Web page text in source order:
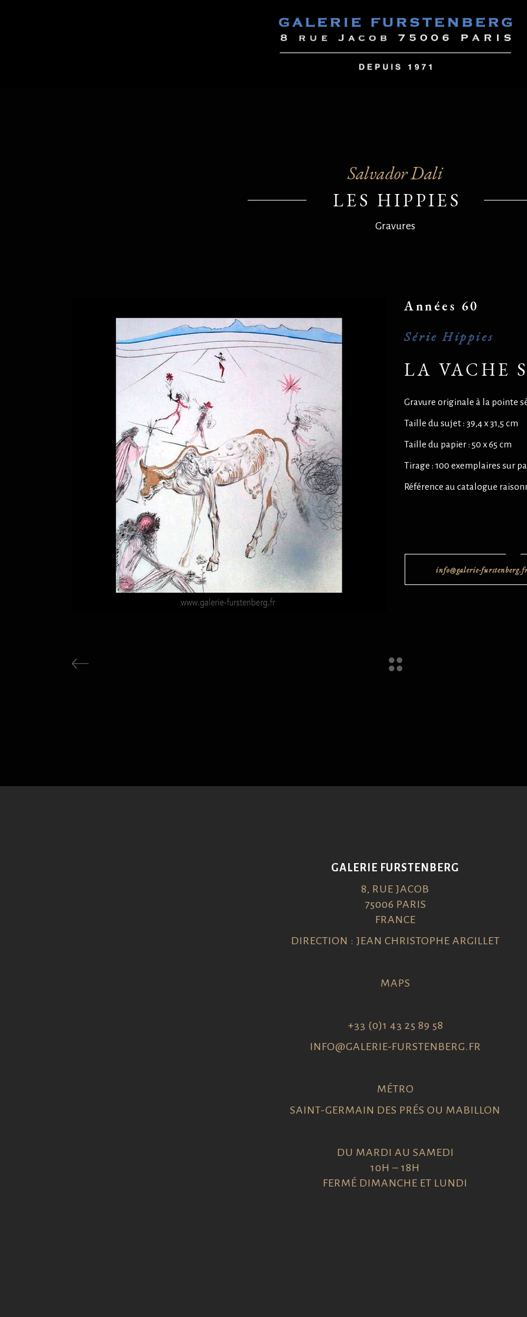
Salvador Dali
LES HIPPIES
Gravures
Années 60
Série Hippies
LA VACHE
Gravure originale à la pointe
Taille du sujet : 39,4 x 31,5 cm
Taille du papier : 50 x 65 cm
Tirage : 100 exemplaires sur
Référence au catalogue
info@galerie-
GALERIE FURSTENBERG
8, RUE JACOB
75006 PARIS
FRANCE
DIRECTION : JEAN CHRISTOPHE ARGILLET
MAPS
+33 (0)1 43 25 89 58
INFO@GALERIE-FURSTENBERG.FR
MÉTRO
SAINT-GERMAIN DES PRÉS OU MABILLON
DU MARDI AU SAMEDI
10H – 18H
FERMÉ DIMANCHE ET LUNDI